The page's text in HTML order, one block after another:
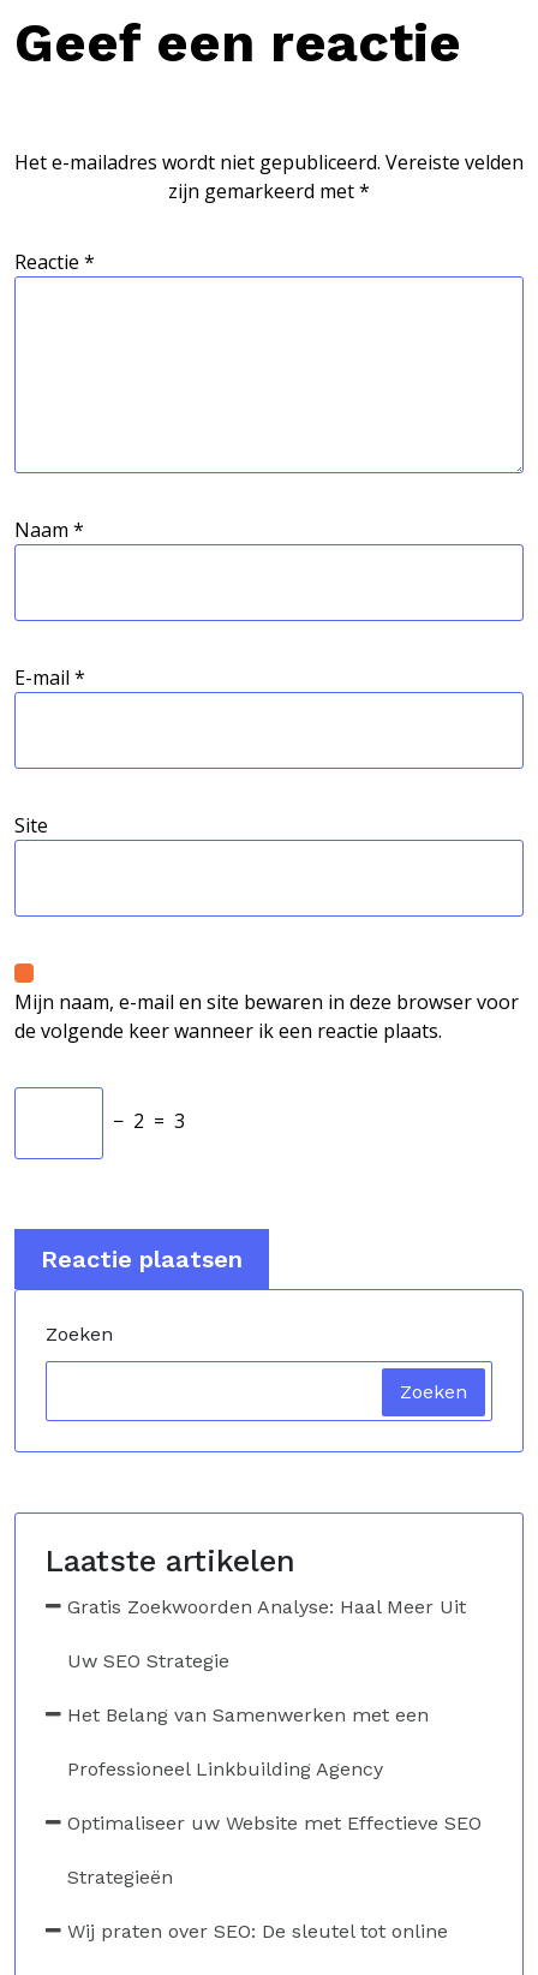
Geef een reactie
Het e-mailadres wordt niet gepubliceerd. Vereiste velden
zijn gemarkeerd met*
Reactie *
Naam *
E-mail *
Site
Mijn naam, e-mail en site bewaren in deze browser voor
de volgende keer wanneer ik een reactie plaats.
− 2 = 3
Zoeken
Zoeken
Laatste artikelen
Gratis Zoekwoorden Analyse: Haal Meer Uit
Uw SEO Strategie
Het Belang van Samenwerken met een
Professioneel Linkbuilding Agency
Optimaliseer uw Website met Effectieve SEO
Strategieën
Wij praten over SEO: De sleutel tot online